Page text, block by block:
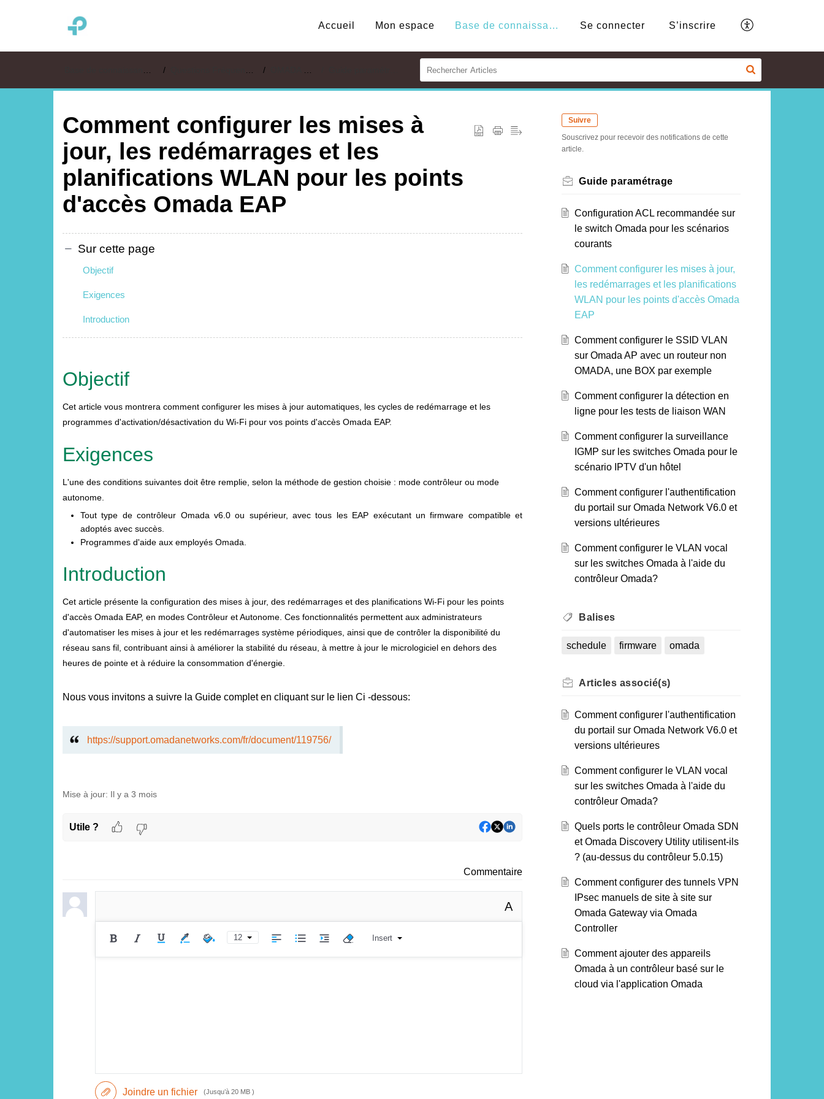
Accueil Mon espace Base de connaissances Se connecter S’inscrire
Comment configurer les mises à
jour, les redémarrages et les
planifications WLAN pour les points
d'accès Omada EAP
Sur cette page
Objectif
Exigences
Introduction
Objectif
Cet article vous montrera comment configurer les mises à jour automatiques, les cycles de redémarrage et les
programmes d'activation/désactivation du Wi-Fi pour vos points d'accès Omada EAP.
Exigences
L'une des conditions suivantes doit être remplie, selon la méthode de gestion choisie : mode contrôleur ou mode
autonome.
Tout type de contrôleur Omada v6.0 ou supérieur, avec tous les EAP exécutant un firmware compatible et
adoptés avec succès.
Programmes d'aide aux employés Omada.
Introduction
Cet article présente la configuration des mises à jour, des redémarrages et des planifications Wi-Fi pour les points
d'accès Omada EAP, en modes Contrôleur et Autonome. Ces fonctionnalités permettent aux administrateurs
d'automatiser les mises à jour et les redémarrages système périodiques, ainsi que de contrôler la disponibilité du
réseau sans fil, contribuant ainsi à améliorer la stabilité du réseau, à mettre à jour le micrologiciel en dehors des
heures de pointe et à réduire la consommation d'énergie.
Nous vous invitons a suivre la Guide complet en cliquant sur le lien Ci -dessous:
https://support.omadanetworks.com/fr/document/119756/
Mise à jour: Il y a 3 mois
Utile ?
Commentaire
A
12 Insert
Joindre un fichier (Jusqu’à 20 MB )
Suivre
Souscrivez pour recevoir des notifications de cette
article.
Guide paramétrage
Configuration ACL recommandée sur
le switch Omada pour les scénarios
courants
Comment configurer les mises à jour,
les redémarrages et les planifications
WLAN pour les points d'accès Omada
EAP
Comment configurer le SSID VLAN
sur Omada AP avec un routeur non
OMADA, une BOX par exemple
Comment configurer la détection en
ligne pour les tests de liaison WAN
Comment configurer la surveillance
IGMP sur les switches Omada pour le
scénario IPTV d'un hôtel
Comment configurer l'authentification
du portail sur Omada Network V6.0 et
versions ultérieures
Comment configurer le VLAN vocal
sur les switches Omada à l'aide du
contrôleur Omada?
Balises
schedule firmware omada
Articles associé(s)
Comment configurer l'authentification
du portail sur Omada Network V6.0 et
versions ultérieures
Comment configurer le VLAN vocal
sur les switches Omada à l'aide du
contrôleur Omada?
Quels ports le contrôleur Omada SDN
et Omada Discovery Utility utilisent-ils
? (au-dessus du contrôleur 5.0.15)
Comment configurer des tunnels VPN
IPsec manuels de site à site sur
Omada Gateway via Omada
Controller
Comment ajouter des appareils
Omada à un contrôleur basé sur le
cloud via l'application Omada